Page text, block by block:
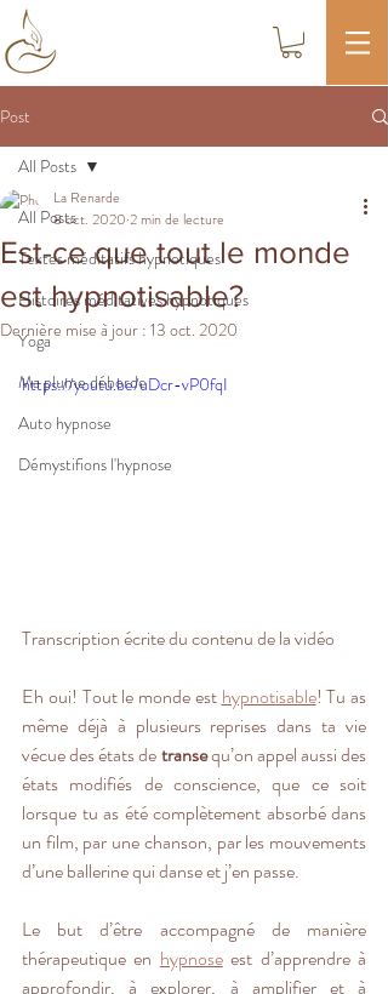
Post
All Posts
Textes méditatifs hypnotiques
Histoires méditatives hypnotiques
Yoga
Ma plume déborde
Auto hypnose
Démystifions l'hypnose
All Posts
Est-ce que tout le monde
est hypnotisable?
La Renarde
8 oct. 2020 2 min de lecture
Dernière mise à jour : 13 oct. 2020
https://youtu.be/uDcr-vP0fqI
Transcription écrite du contenu de la vidéo
Eh oui! Tout le monde est hypnotisable! Tu as
même déjà à plusieurs reprises dans ta vie
vécue des états de transe qu’on appel aussi des
états modifiés de conscience, que ce soit
lorsque tu as été complètement absorbé dans
un film, par une chanson, par les mouvements
d’une ballerine qui danse et j’en passe.
Le but d’être accompagné de manière
thérapeutique en hypnose est d’apprendre à
approfondir, à explorer, à amplifier et à